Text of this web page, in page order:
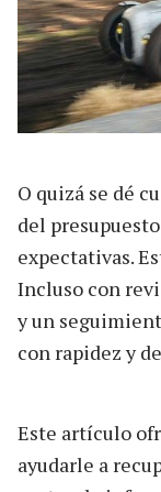
O quizá se dé
del
expectativas.
Incluso con
y un
con rapidez y
Este artículo
ayudarle a